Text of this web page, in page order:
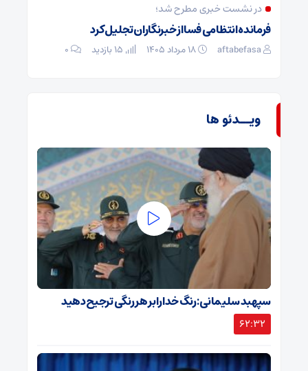
در نشست خبری مطرح شد؛
فرمانده انتظامی فسا از خبرنگاران تجلیل کرد
aftabefasa ۰
ویــدئو ها
سپهبد سلیمانی: رنگ خدا را بر هر رنگی ترجیح دهید
62:32